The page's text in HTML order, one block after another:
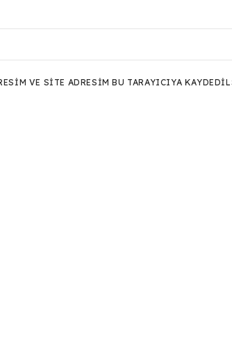
VE SITE ADRESIM BU TARAYICIYA